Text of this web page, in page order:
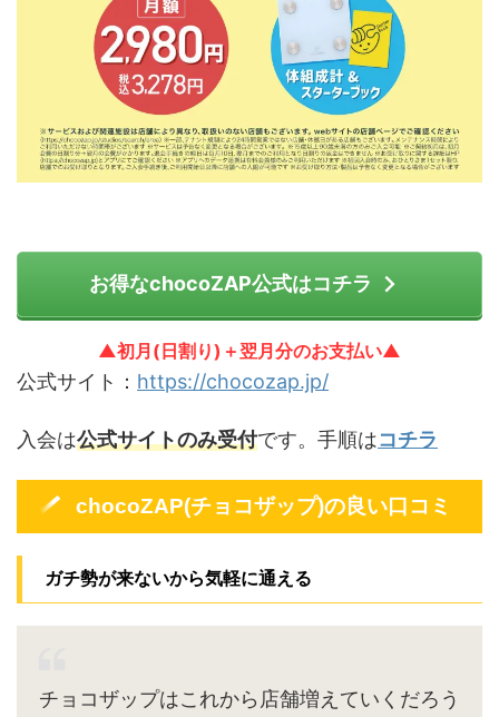
お得なchocoZAP公式はコチラ
▲初月(日割り)＋翌月分のお支払い▲
公式サイト： https://chocozap.jp/
入会は公式サイトのみ受付です。手順はコチラ
chocoZAP(チョコザップ)の良い口コミ
ガチ勢が来ないから気軽に通える
チョコザップはこれから店舗増えていくだろう